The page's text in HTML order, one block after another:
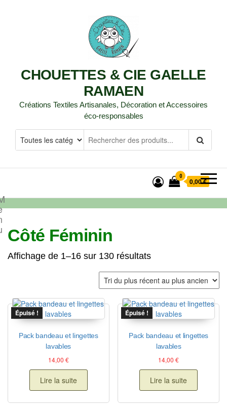
CHOUETTES & CIE GAELLE
RAMAEN
Créations Textiles Artisanales, Décoration et Accessoires
éco-responsables
0
0,00 €
Côté Féminin
Affichage de 1–16 sur 130 résultatsTrié du plus
Épuisé !
Pack bandeau et lingettes
lavables
14,00 €
Lire la suite
Épuisé !
Pack bandeau et lingettes
lavables
14,00€
Lire la suite